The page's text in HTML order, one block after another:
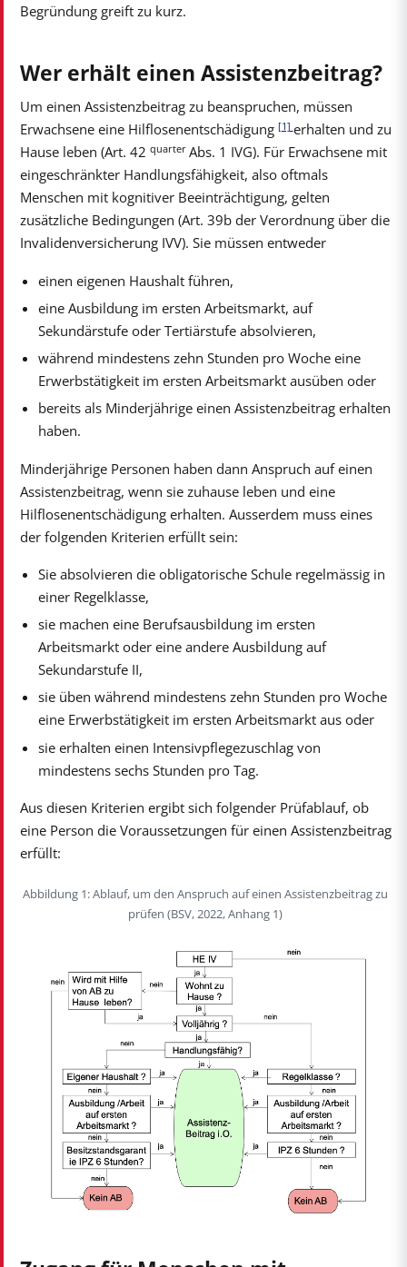
Begründung greift zu kurz.
Wer erhält einen Assistenzbeitrag?
Um einen Assistenzbeitrag zu beanspruchen, müssen
Erwachsene eine Hilflosenentschädigung [1] erhalten und zu
Hause leben (Art. 42 quarter Abs. 1 IVG). Für Erwachsene mit
eingeschränkter Handlungsfähigkeit, also oftmals
Menschen mit kognitiver Beeinträchtigung, gelten
zusätzliche Bedingungen (Art. 39b der Verordnung über die
Invalidenversicherung IVV). Sie müssen entweder
einen eigenen Haushalt führen,
eine Ausbildung im ersten Arbeitsmarkt, auf
Sekundärstufe oder Tertiärstufe absolvieren,
während mindestens zehn Stunden pro Woche eine
Erwerbstätigkeit im ersten Arbeitsmarkt ausüben oder
bereits als Minderjährige einen Assistenzbeitrag erhalten
haben.
Minderjährige Personen haben dann Anspruch auf einen
Assistenzbeitrag, wenn sie zuhause leben und eine
Hilflosenentschädigung erhalten. Ausserdem muss eines
der folgenden Kriterien erfüllt sein:
Sie absolvieren die obligatorische Schule regelmässig in
einer Regelklasse,
sie machen eine Berufsausbildung im ersten
Arbeitsmarkt oder eine andere Ausbildung auf
Sekundarstufe II,
sie üben während mindestens zehn Stunden pro Woche
eine Erwerbstätigkeit im ersten Arbeitsmarkt aus oder
sie erhalten einen Intensivpflegezuschlag von
mindestens sechs Stunden pro Tag.
Aus diesen Kriterien ergibt sich folgender Prüfablauf, ob
eine Person die Voraussetzungen für einen Assistenzbeitrag
erfüllt:
Abbildung 1: Ablauf, um den Anspruch auf einen Assistenzbeitrag zu
prüfen (BSV, 2022, Anhang 1)